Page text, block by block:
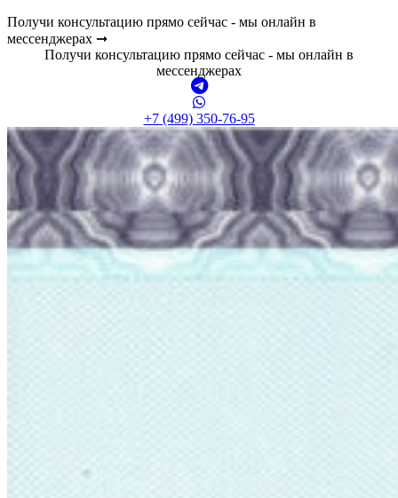
Получи консультацию прямо сейчас - мы онлайн в
мессенджерах ➞
Получи консультацию прямо сейчас - мы онлайн в
мессенджерах
+7 (499) 350-76-95